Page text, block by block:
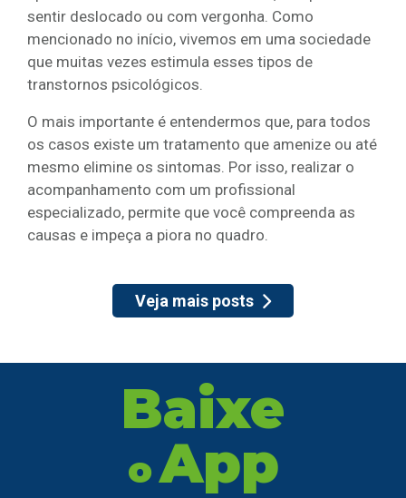
sentir deslocado ou com vergonha. Como
mencionado no início, vivemos em uma sociedade
que muitas vezes estimula esses tipos de
transtornos psicológicos.
O mais importante é entendermos que, para todos
os casos existe um tratamento que amenize ou até
mesmo elimine os sintomas. Por isso, realizar o
acompanhamento com um profissional
especializado, permite que você compreenda as
causas e impeça a piora no quadro.
Veja mais posts
Baixe
oApp